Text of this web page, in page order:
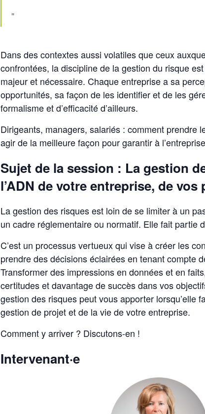
Dans des contextes aussi volatiles que ceux
confrontées, la discipline de la gestion du risque
majeur et nécessaire. Chaque entreprise a sa
opportunités, sa façon de les identifier et de les
formalisme et d’efficacité d’ailleurs.
Dirigeants, managers, salariés : comment prendre
agir de la meilleure façon pour garantir à
Sujet de la session : La gestion
l’ADN de votre entreprise, de vos
La gestion des risques est loin de se limiter à un
un cadre réglementaire ou normatif. Elle fait partie
C’est un processus vertueux qui vise à créer les
prendre des décisions éclairées en tenant compte
Transformer des impressions en données et en
certitudes et davantage de succès dans vos
gestion des risques peut vous apporter lorsqu’elle
gestion de projet et de la vie de votre entreprise.
Comment y arriver ? Discutons-en !
Intervenant·e